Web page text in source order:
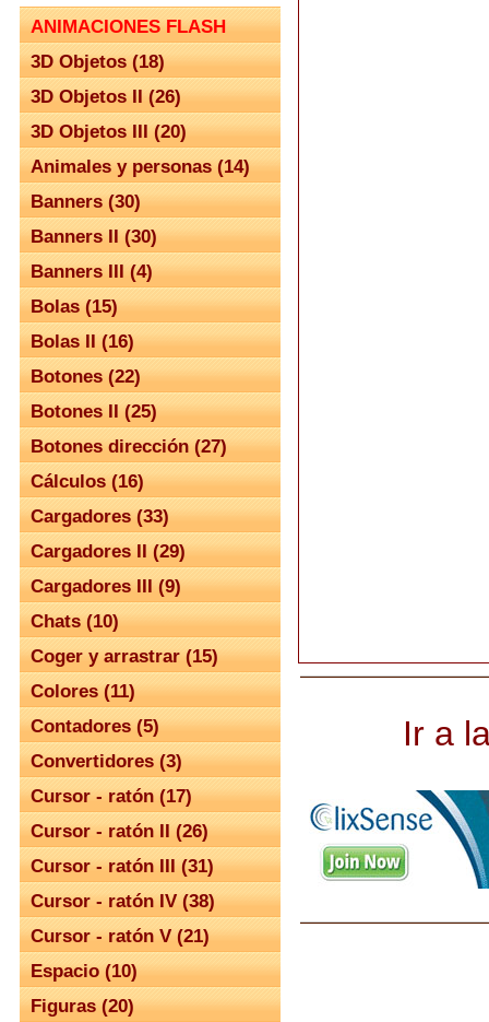
ANIMACIONES FLASH
3D Objetos (18)
3D Objetos II (26)
3D Objetos III (20)
Animales y personas (14)
Banners (30)
Banners II (30)
Banners III (4)
Bolas (15)
Bolas II (16)
Botones (22)
Botones II (25)
Botones dirección (27)
Cálculos (16)
Cargadores (33)
Cargadores II (29)
Cargadores III (9)
Chats (10)
Coger y arrastrar (15)
Colores (11)
Contadores (5)
Convertidores (3)
Cursor - ratón (17)
Cursor - ratón II (26)
Cursor - ratón III (31)
Cursor - ratón IV (38)
Cursor - ratón V (21)
Espacio (10)
Figuras (20)
Ir a